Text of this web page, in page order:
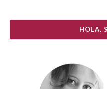
HOLA,